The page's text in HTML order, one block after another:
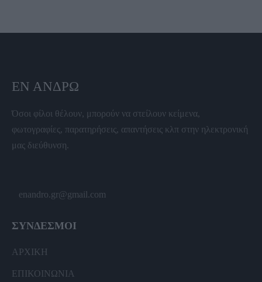
ΕΝ ΆΝΔΡΩ
Όσοι φίλοι θέλουν, μπορούν να στείλουν κείμενα,
φωτογραφίες, παρατηρήσεις, απαντήσεις κλπ στην ηλεκτρονική
μας διεύθυνση.
enandro.gr@gmail.com
ΣΥΝΔΕΣΜΟΙ
ΑΡΧΙΚΗ
ΕΠΙΚΟΙΝΩΝΙΑ